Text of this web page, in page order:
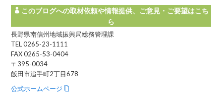
このブログへの取材依頼や情報提供、ご意見・ご要望はこち
ら
長野県南信州地域振興局総務管理課
TEL 0265-23-1111
FAX 0265-53-0404
〒395-0034
飯田市追手町2丁目678
公式ホームページ